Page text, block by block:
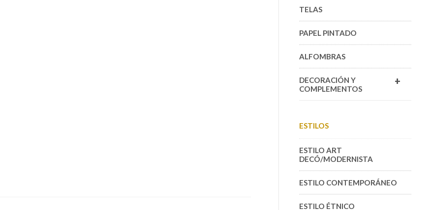
TELAS
PAPEL PINTADO
ALFOMBRAS
+
DECORACIÓN Y
COMPLEMENTOS
ESTILOS
ESTILO ART
DECÓ/MODERNISTA
ESTILO CONTEMPORÁNEO
ESTILO ÉTNICO